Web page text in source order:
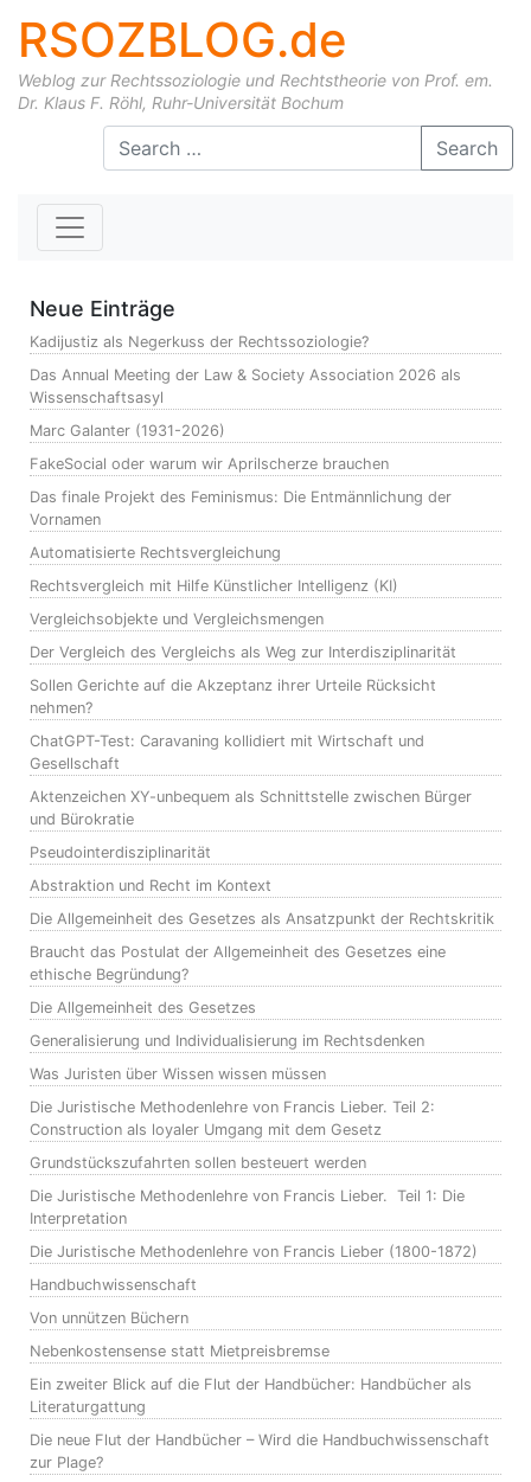
RSOZBLOG.de
Weblog zur Rechtssoziologie und Rechtstheorie von Prof. em.
Dr. Klaus F. Röhl, Ruhr-Universität Bochum
Skip to content Search
Neue Einträge
Kadijustiz als Negerkuss der Rechtssoziologie?
Das Annual Meeting der Law & Society Association 2026 als
Wissenschaftsasyl
Marc Galanter (1931-2026)
FakeSocial oder warum wir Aprilscherze brauchen
Das finale Projekt des Feminismus: Die Entmännlichung der
Vornamen
Automatisierte Rechtsvergleichung
Rechtsvergleich mit Hilfe Künstlicher Intelligenz (KI)
Vergleichsobjekte und Vergleichsmengen
Der Vergleich des Vergleichs als Weg zur Interdisziplinarität
Sollen Gerichte auf die Akzeptanz ihrer Urteile Rücksicht
nehmen?
ChatGPT-Test: Caravaning kollidiert mit Wirtschaft und
Gesellschaft
Aktenzeichen XY-unbequem als Schnittstelle zwischen Bürger
und Bürokratie
Pseudointerdisziplinarität
Abstraktion und Recht im Kontext
Die Allgemeinheit des Gesetzes als Ansatzpunkt der Rechtskritik
Braucht das Postulat der Allgemeinheit des Gesetzes eine
ethische Begründung?
Die Allgemeinheit des Gesetzes
Generalisierung und Individualisierung im Rechtsdenken
Was Juristen über Wissen wissen müssen
Die Juristische Methodenlehre von Francis Lieber. Teil 2:
Construction als loyaler Umgang mit dem Gesetz
Grundstückszufahrten sollen besteuert werden
Die Juristische Methodenlehre von Francis Lieber. Teil 1: Die
Interpretation
Die Juristische Methodenlehre von Francis Lieber (1800-1872)
Handbuchwissenschaft
Von unnützen Büchern
Nebenkostensense statt Mietpreisbremse
Ein zweiter Blick auf die Flut der Handbücher: Handbücher als
Literaturgattung
Die neue Flut der Handbücher – Wird die Handbuchwissenschaft
zur Plage?